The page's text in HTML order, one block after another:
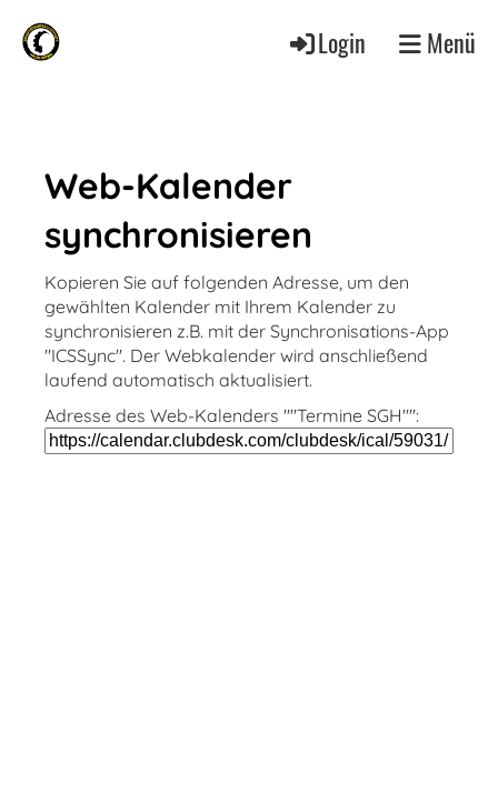
Login Menü
Web-Kalender
synchronisieren
Kopieren Sie auf folgenden Adresse, um den
gewählten Kalender mit Ihrem Kalender zu
synchronisieren z.B. mit der Synchronisations-App
"ICSSync". Der Webkalender wird anschließend
laufend automatisch aktualisiert.
Adresse des Web-Kalenders ""Termine SGH"":